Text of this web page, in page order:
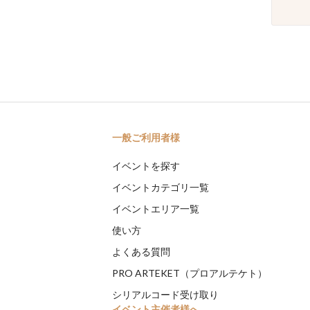
一般ご利用者様
イベントを探す
イベントカテゴリ一覧
イベントエリア一覧
使い方
よくある質問
PRO ARTEKET（プロアルテケト）
シリアルコード受け取り